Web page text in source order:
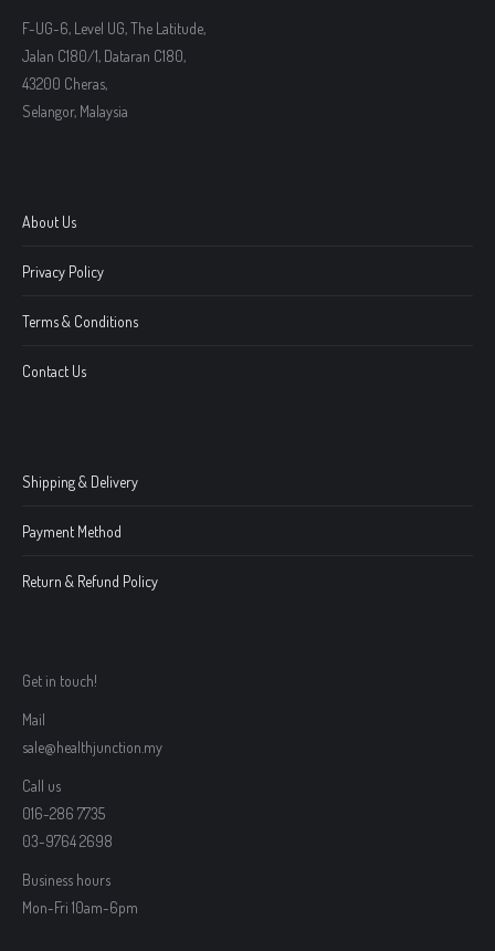
F-UG-6, Level UG, The Latitude,
Jalan C180/1, Dataran C180,
43200 Cheras,
Selangor, Malaysia
About Us
Privacy Policy
Terms & Conditions
Contact Us
Shipping & Delivery
Payment Method
Return & Refund Policy
Get in touch!
Mail
sale@healthjunction.my
Call us
016-286 7735
03-9764 2698
Business hours
Mon-Fri 10am-6pm